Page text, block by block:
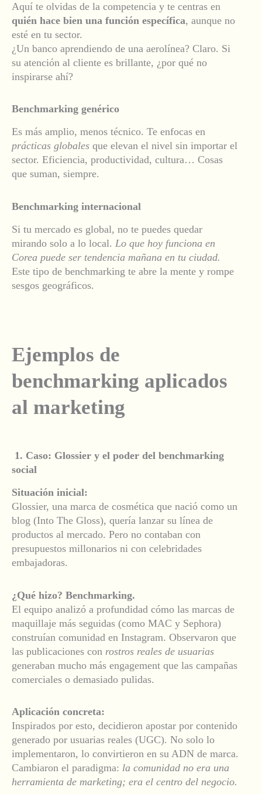
Aquí te olvidas de la competencia y te centras en
quién hace bien una función específica, aunque no
esté en tu sector.
¿Un banco aprendiendo de una aerolínea? Claro. Si
su atención al cliente es brillante, ¿por qué no
inspirarse ahí?
Benchmarking genérico
Es más amplio, menos técnico. Te enfocas en
prácticas globales que elevan el nivel sin importar el
sector. Eficiencia, productividad, cultura… Cosas
que suman, siempre.
Benchmarking internacional
Si tu mercado es global, no te puedes quedar
mirando solo a lo local. Lo que hoy funciona en
Corea puede ser tendencia mañana en tu ciudad.
Este tipo de benchmarking te abre la mente y rompe
sesgos geográficos.
Ejemplos de
benchmarking aplicados
al marketing
1. Caso: Glossier y el poder del benchmarking
social
Situación inicial:
Glossier, una marca de cosmética que nació como un
blog (Into The Gloss), quería lanzar su línea de
productos al mercado. Pero no contaban con
presupuestos millonarios ni con celebridades
embajadoras.
¿Qué hizo? Benchmarking.
El equipo analizó a profundidad cómo las marcas de
maquillaje más seguidas (como MAC y Sephora)
construían comunidad en Instagram. Observaron que
las publicaciones con rostros reales de usuarias
generaban mucho más engagement que las campañas
comerciales o demasiado pulidas.
Aplicación concreta:
Inspirados por esto, decidieron apostar por contenido
generado por usuarias reales (UGC). No solo lo
implementaron, lo convirtieron en su ADN de marca.
Cambiaron el paradigma: la comunidad no era una
herramienta de marketing; era el centro del negocio.